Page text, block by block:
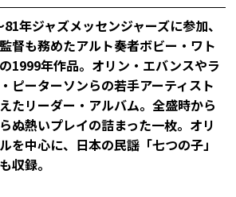
年ジャズメッセンジャーズに参加、
督も務めたアルト奏者ボビー・ワト
1999年作品。オリン・エバンスやラ
ピーターソンらの若手アーティスト
たリーダー・アルバム。全盛時から
ぬ熱いプレイの詰まった一枚。オリ
を中心に、日本の民謡「七つの子」
収録。